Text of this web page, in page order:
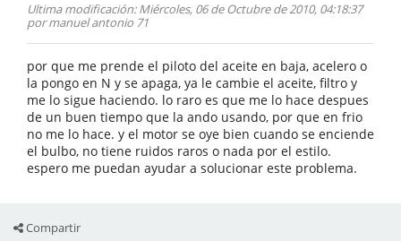
Ultima modificación: Miércoles, 06 de Octubre de 2010, 04:18:37
por manuel antonio 71
por que me prende el piloto del aceite en baja, acelero o
la pongo en N y se apaga, ya le cambie el aceite, filtro y
me lo sigue haciendo. lo raro es que me lo hace despues
de un buen tiempo que la ando usando, por que en frio
no me lo hace. y el motor se oye bien cuando se enciende
el bulbo, no tiene ruidos raros o nada por el estilo.
espero me puedan ayudar a solucionar este problema.
Compartir